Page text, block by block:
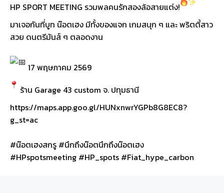
HP SPORT MEETING รวมพลคนรักสองล้อสายแต่ง!
มาเจอกันที่บูท น๊อตเฮง มีทั้งของแจก เกมสนุก ๆ และ พริตตี้สาว
สวย ดนตรีมันส์ ๆ ตลอดงาน
17 พฤษภาคม 2569
ร้าน Garage 43 custom จ. ปทุมธานี
https://maps.app.goo.gl/HUNxnwrYGPb8G8EC8?
g_st=ac
#น๊อตเฮงสกรู #นึกถึงน๊อตนึกถึงน๊อตเฮง
#HPspotsmeeting #HP_spots #Fiat_hype_carbon